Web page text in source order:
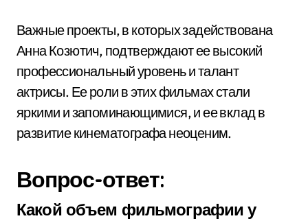
Важные проекты, в которых задействована
Анна Козютич, подтверждают ее высокий
профессиональный уровень и талант
актрисы. Ее роли в этих фильмах стали
яркими и запоминающимися, и ее вклад в
развитие кинематографа неоценим.
Вопрос-ответ:
Какой объем фильмографии у